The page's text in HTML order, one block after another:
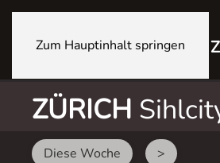
Zum Hauptinhalt springen
ZÜRICH
Diese Woche >